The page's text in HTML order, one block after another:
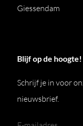
Giessendam
Blijf op de hoogte!
Schrijf je in voor
nieuwsbrief.